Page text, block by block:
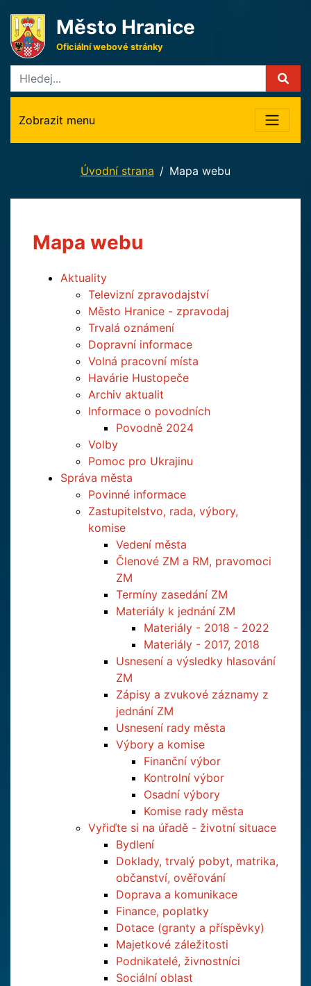
Město Hranice
Oficiální webové stránky
Zobrazit menu
Úvodní strana Mapa webu
Mapa webu
Aktuality
Televizní zpravodajství
Město Hranice - zpravodaj
Trvalá oznámení
Dopravní informace
Volná pracovní místa
Havárie Hustopeče
Archiv aktualit
Informace o povodních
Povodně 2024
Volby
Pomoc pro Ukrajinu
Správa města
Povinné informace
Zastupitelstvo, rada, výbory,
komise
Vedení města
Členové ZM a RM, pravomoci
ZM
Termíny zasedání ZM
Materiály k jednání ZM
Materiály - 2018 - 2022
Materiály - 2017, 2018
Usnesení a výsledky hlasování
ZM
Zápisy a zvukové záznamy z
jednání ZM
Usnesení rady města
Výbory a komise
Finanční výbor
Kontrolní výbor
Osadní výbory
Komise rady města
Vyřiďte si na úřadě - životní situace
Bydlení
Doklady, trvalý pobyt, matrika,
občanství, ověřování
Doprava a komunikace
Finance, poplatky
Dotace (granty a příspěvky)
Majetkové záležitosti
Podnikatelé, živnostníci
Sociální oblast